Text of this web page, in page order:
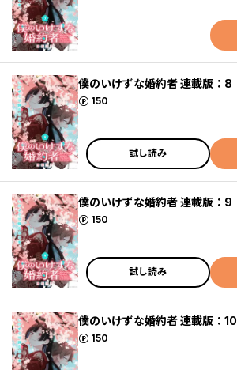
僕のいけずな婚約者 連載版：8
150
ポイント
試し読み
僕のいけずな婚約者 連載版：9
150
ポイント
試し読み
僕のいけずな婚約者 連載版：10
150
ポイント